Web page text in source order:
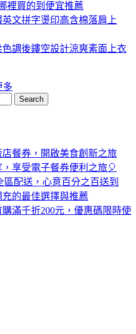
裡買的到便宜推薦
文拼字燙印高含棉落肩上
調後鏤空設計涼爽素面上衣
多
餐券，開啟美食創新之旅
享受電子餐券便利之旅🎈
配送，心意百分之百送到
的最佳選擇與推薦
滿千折200元，優惠碼限時使